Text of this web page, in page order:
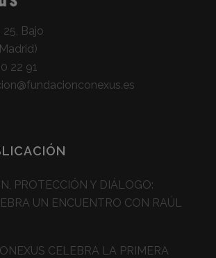
Bajo
22 91
PROTECCIÓN Y DIÁLOGO:
UN ENCUENTRO CON RAÚL
CELEBRA LA PRIMERA